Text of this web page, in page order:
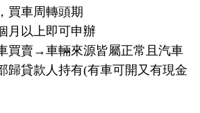
買車周轉頭期
月以上即可申辦
買賣→車輛來源皆屬正常且汽車
歸貸款人持有(有車可開又有現金